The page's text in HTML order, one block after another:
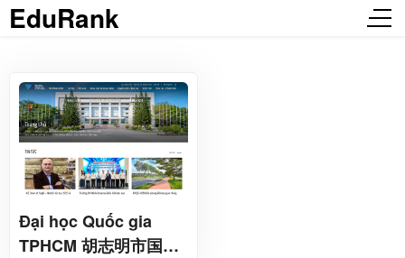
EduRank
Đại học Quốc gia
TPHCM 胡志明市国立